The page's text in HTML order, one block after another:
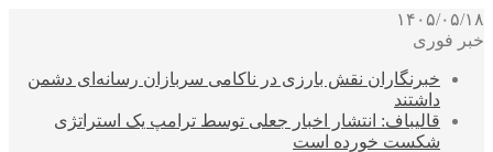
۱۴۰۵/۰۵/۱۸
خبر فوری
خبرنگاران نقش بارزی در ناکامی سربازان رسانه‌ای دشمن
داشتند
قالیباف: انتشار اخبار جعلی توسط ترامپ یک استراتژی
شکست خورده است